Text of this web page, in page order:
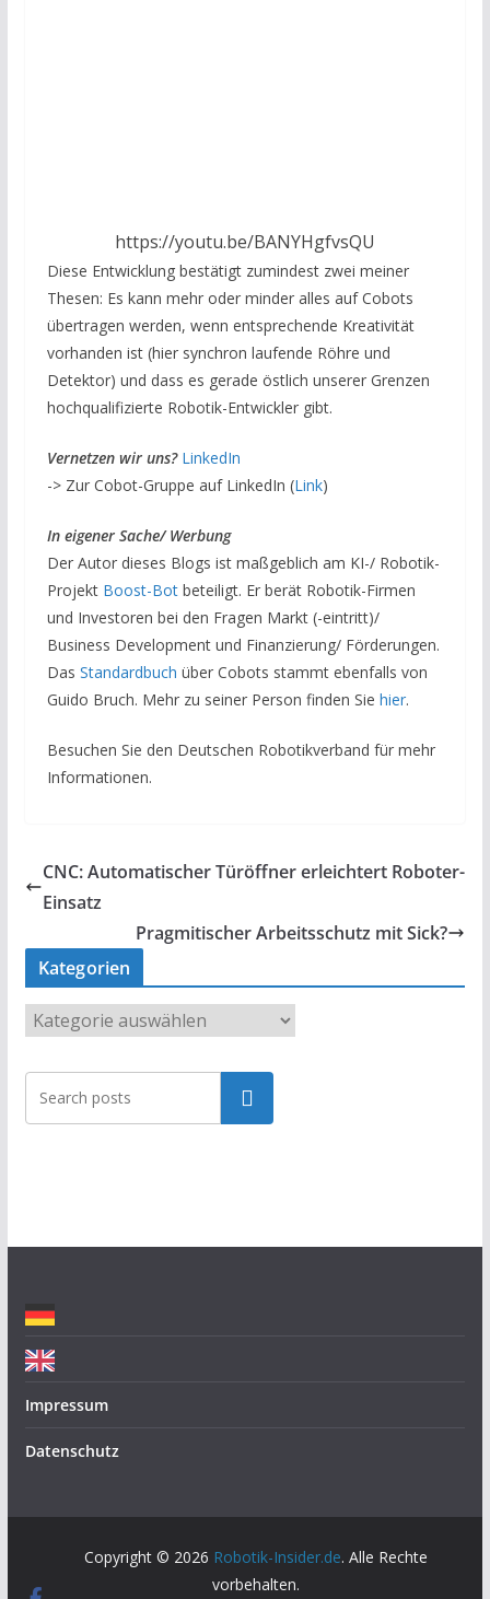
https://youtu.be/BANYHgfvsQU
Diese Entwicklung bestätigt zumindest zwei meiner
Thesen: Es kann mehr oder minder alles auf Cobots
übertragen werden, wenn entsprechende Kreativität
vorhanden ist (hier synchron laufende Röhre und
Detektor) und dass es gerade östlich unserer Grenzen
hochqualifizierte Robotik-Entwickler gibt.
Vernetzen wir uns? LinkedIn
-> Zur Cobot-Gruppe auf LinkedIn (Link)
In eigener Sache/ Werbung
Der Autor dieses Blogs ist maßgeblich am KI-/ Robotik-
Projekt Boost-Botbeteiligt. Er berät Robotik-Firmen
und Investoren bei den Fragen Markt (-eintritt)/
Business Development und Finanzierung/ Förderungen.
Das Standardbuch über Cobots stammt ebenfalls von
Guido Bruch. Mehr zu seiner Person finden Sie hier.
Besuchen Sie den Deutschen Robotikverband für mehr
Informationen.
CNC: Automatischer Türöffner erleichtert Roboter-
Einsatz
Pragmitischer Arbeitsschutz mit Sick?
Kategorien
t
g
Suchen
Impressum
Datenschutz
Copyright © 2026 Robotik-Insider.de. Alle Rechte
vorbehalten.